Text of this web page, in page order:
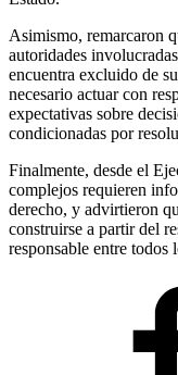
Asimismo, remarcaron
autoridades
encuentra excluido de
necesario actuar con
expectativas sobre
condicionadas por
Finalmente, desde el
complejos requieren
derecho, y advirtieron
construirse a partir del
responsable entre todos